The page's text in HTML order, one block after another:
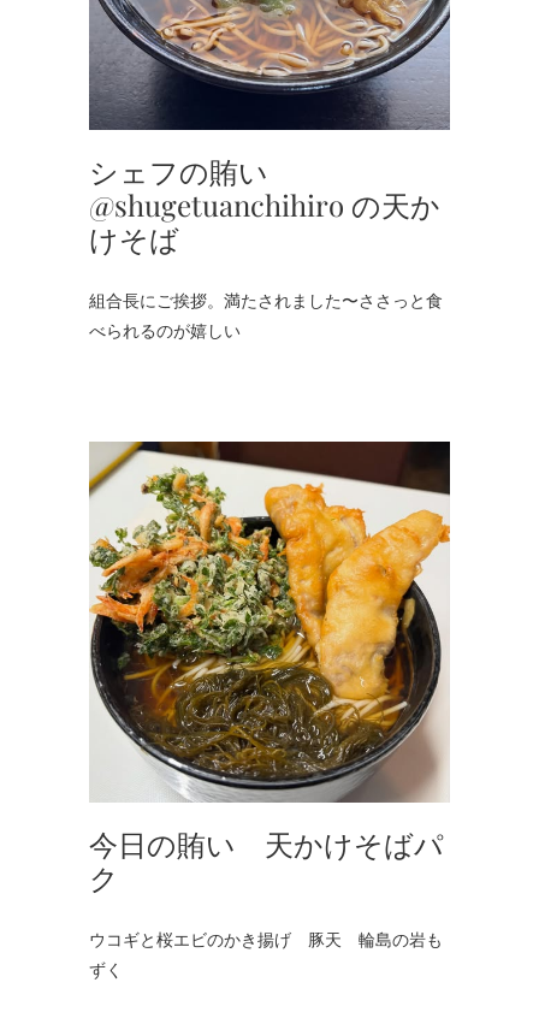
シェフの賄い
@shugetuanchihiro の天か
けそば
組合長にご挨拶。満たされました〜ささっと食
べられるのが嬉しい
今日の賄い 天かけそばパ
ク
ウコギと桜エビのかき揚げ 豚天 輪島の岩も
ずく